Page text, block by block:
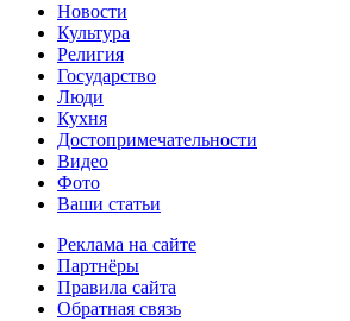
Новости
Культура
Религия
Государство
Люди
Кухня
Достопримечательности
Видео
Фото
Ваши статьи
Реклама на сайте
Партнёры
Правила сайта
Обратная связь